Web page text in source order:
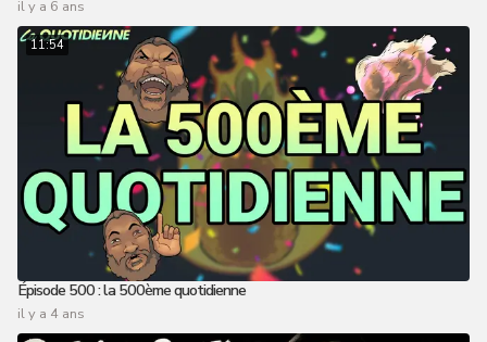
il y a 6 ans
11:54
Épisode 500 : la 500ème quotidienne
il y a 4 ans